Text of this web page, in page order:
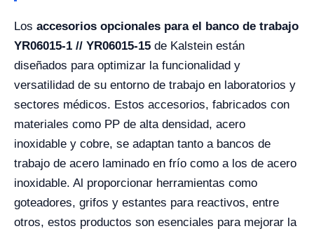
Los accesorios opcionales para el banco de trabajo
YR06015-1 // YR06015-15 de Kalstein están
diseñados para optimizar la funcionalidad y
versatilidad de su entorno de trabajo en laboratorios y
sectores médicos. Estos accesorios, fabricados con
materiales como PP de alta densidad, acero
inoxidable y cobre, se adaptan tanto a bancos de
trabajo de acero laminado en frío como a los de acero
inoxidable. Al proporcionar herramientas como
goteadores, grifos y estantes para reactivos, entre
otros, estos productos son esenciales para mejorar la